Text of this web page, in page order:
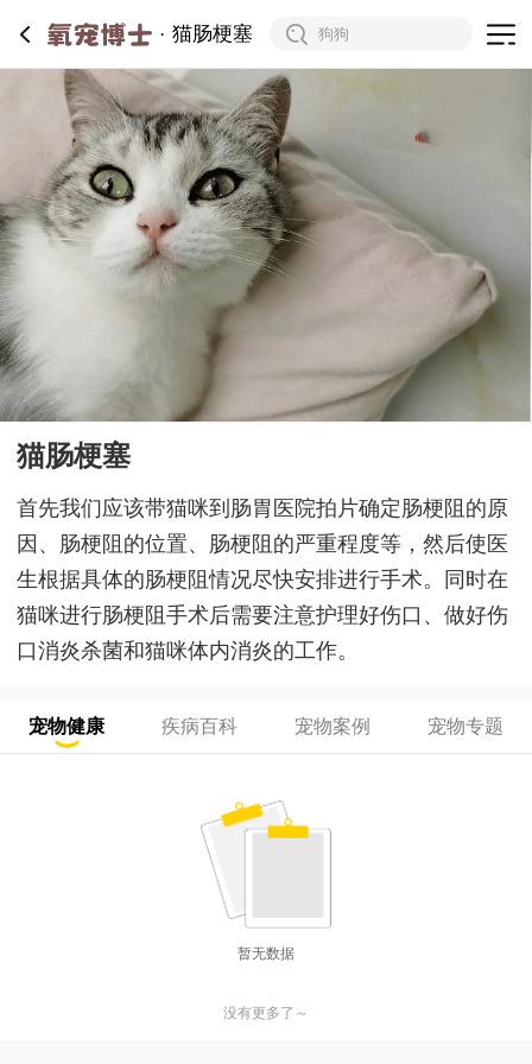
猫肠梗塞
猫肠梗塞
首先我们应该带猫咪到肠胃医院拍片确定肠梗阻的原
因、肠梗阻的位置、肠梗阻的严重程度等，然后使医
生根据具体的肠梗阻情况尽快安排进行手术。同时在
猫咪进行肠梗阻手术后需要注意护理好伤口、做好伤
口消炎杀菌和猫咪体内消炎的工作。
宠物健康 疾病百科 宠物案例 宠物专题
暂无数据
没有更多了～